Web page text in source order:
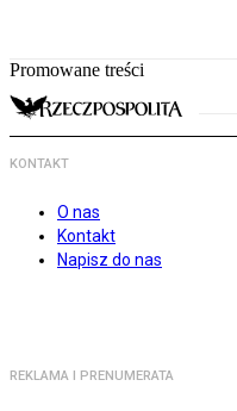
Promowane treści
KONTAKT
O nas
Kontakt
Napisz do nas
REKLAMA I PRENUMERATA